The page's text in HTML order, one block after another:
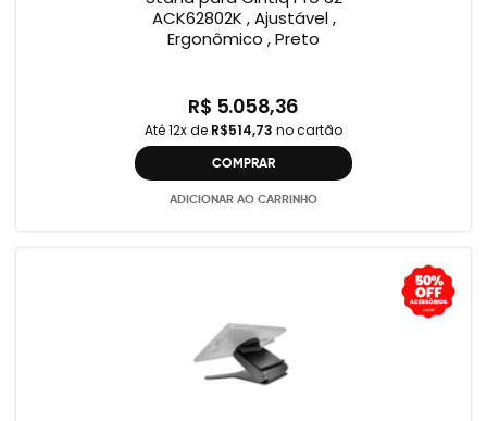
ACK62802K , Ajustável ,
Ergonômico , Preto
R$ 5.058,36
Até 12x de R$514,73 no cartão
COMPRAR
ADICIONAR AO CARRINHO